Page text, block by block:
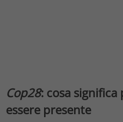
Cop28: cosa significa
essere presente